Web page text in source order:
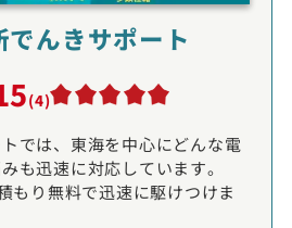
んきサポート
(4)
では、東海を中心にどんな電
も迅速に対応しています。
もり無料で迅速に駆けつけま